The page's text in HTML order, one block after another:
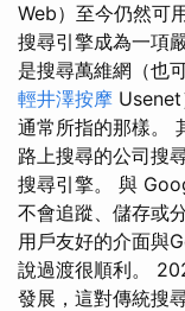
Web）至今仍然可
搜尋引擎成為一項
是搜尋萬維網（也
輕井澤按摩
通常所指的那樣。
路上搜尋的公司搜
搜尋引擎。 與
不會追蹤、儲存或
用戶友好的介面與
說過渡很順利。
發展，這對傳統搜